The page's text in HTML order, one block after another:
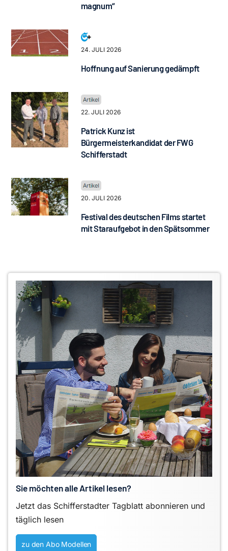
magnum“
24. JULI 2026
Hoffnung auf Sanierung gedämpft
22. JULI 2026
Patrick Kunz ist
Bürgermeisterkandidat der FWG
Schifferstadt
20. JULI 2026
Festival des deutschen Films startet
mit Staraufgebot in den Spätsommer
Sie möchten alle Artikel lesen?
Jetzt das Schifferstadter Tagblatt abonnieren und
täglich lesen
zu den Abo Modellen